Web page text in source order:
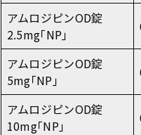
アムロジピンOD錠
2.5mg｢NP｣
アムロジピンOD錠
5mg｢NP｣
アムロジピンOD錠
10mg｢NP｣